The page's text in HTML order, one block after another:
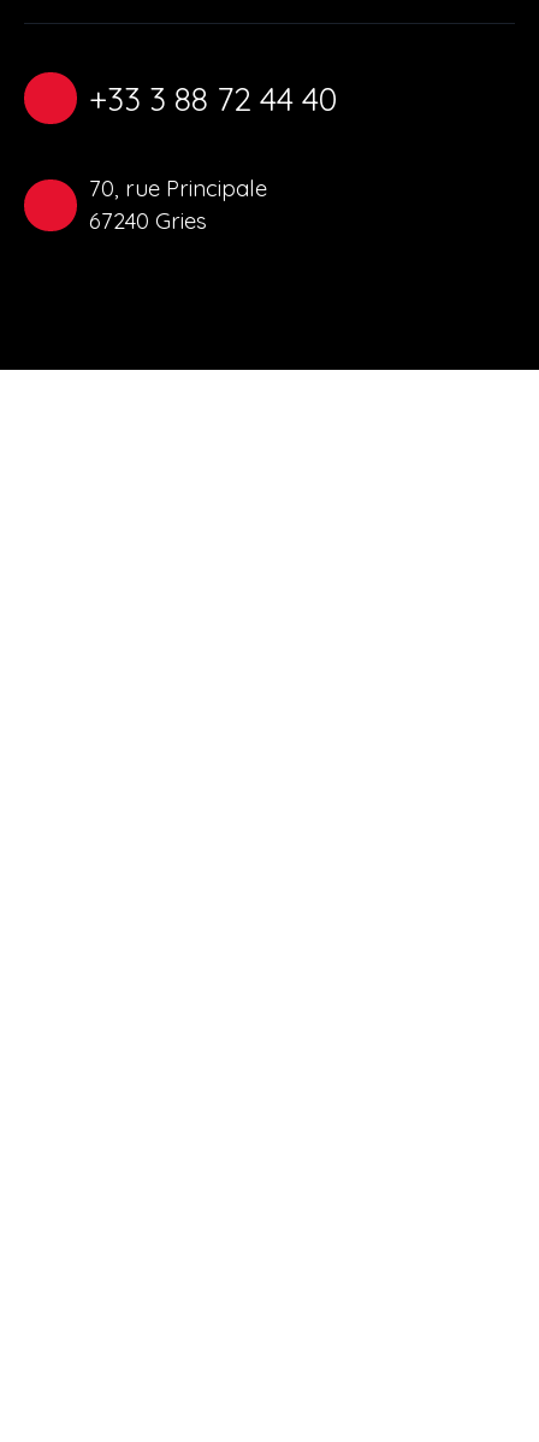
+33 3 88 72 44 40
70, rue Principale
67240 Gries